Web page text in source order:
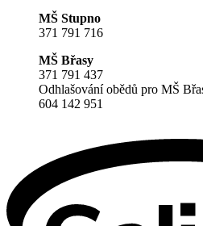
MŠ Stupno
371 791 716
MŠ Břasy
371 791 437
Odhlašování obědů pro MŠ
604 142 951